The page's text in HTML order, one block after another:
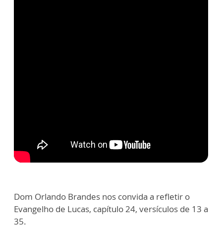
Dom Orlando Brandes nos convida a refletir o
Evangelho de Lucas, capítulo 24, versículos de 13 a
35.